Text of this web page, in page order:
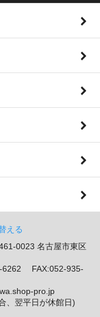
える
0023 名古屋市東区
FAX:052-935-
pro.jp
、翌平日が休館日)